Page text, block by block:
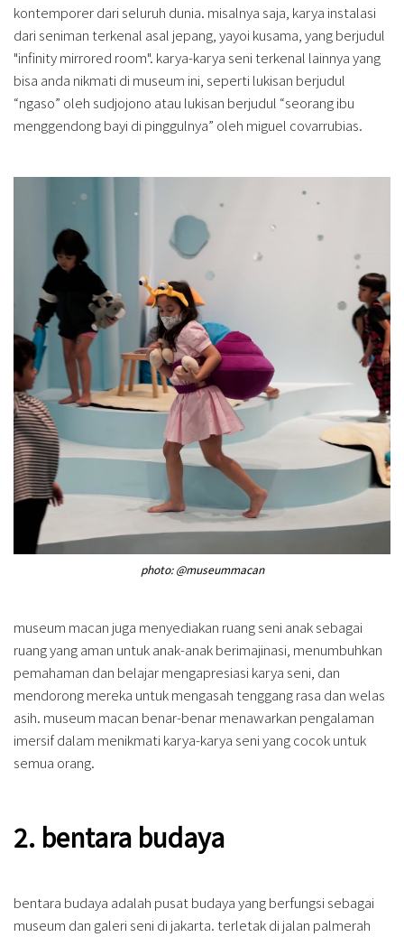
kontemporer dari seluruh dunia. misalnya saja, karya instalasi
dari seniman terkenal asal jepang, yayoi kusama, yang berjudul
"infinity mirrored room". karya-karya seni terkenal lainnya yang
bisa anda nikmati di museum ini, seperti lukisan berjudul
“ngaso” oleh sudjojono atau lukisan berjudul “seorang ibu
menggendong bayi di pinggulnya” oleh miguel covarrubias.
photo: @museummacan
museum macan juga menyediakan ruang seni anak sebagai
ruang yang aman untuk anak-anak berimajinasi, menumbuhkan
pemahaman dan belajar mengapresiasi karya seni, dan
mendorong mereka untuk mengasah tenggang rasa dan welas
asih. museum macan benar-benar menawarkan pengalaman
imersif dalam menikmati karya-karya seni yang cocok untuk
semua orang.
2. bentara budaya
bentara budaya adalah pusat budaya yang berfungsi sebagai
museum dan galeri seni di jakarta. terletak di jalan palmerah